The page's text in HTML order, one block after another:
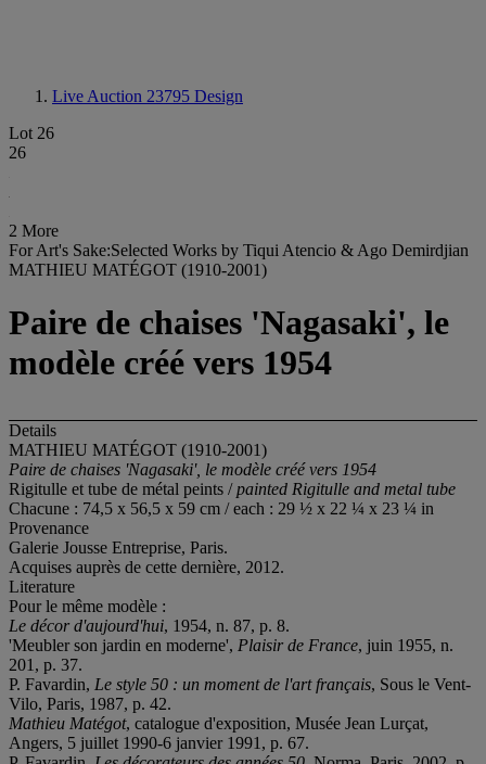
Live Auction 23795 Design
Lot 26
26
2 More
For Art's Sake:Selected Works by Tiqui Atencio & Ago Demirdjian
MATHIEU MATÉGOT (1910-2001)
Paire de chaises 'Nagasaki', le
modèle créé vers 1954
Details
MATHIEU MATÉGOT (1910-2001)
Paire de chaises 'Nagasaki', le modèle créé vers 1954
Rigitulle et tube de métal peints /painted Rigitulle and metal tube
Chacune : 74,5 x 56,5 x 59 cm / each : 29 ½ x 22 ¼ x 23 ¼ in
Provenance
Galerie Jousse Entreprise, Paris.
Acquises auprès de cette dernière, 2012.
Literature
Pour le même modèle :
Le décor d'aujourd'hui, 1954, n. 87, p. 8.
'Meubler son jardin en moderne', Plaisir de France, juin 1955, n.
201, p. 37.
P. Favardin, Le style 50 : un moment de l'art français, Sous le Vent-
Vilo, Paris, 1987, p. 42.
Mathieu Matégot, catalogue d'exposition, Musée Jean Lurçat,
Angers, 5 juillet 1990-6 janvier 1991, p. 67.